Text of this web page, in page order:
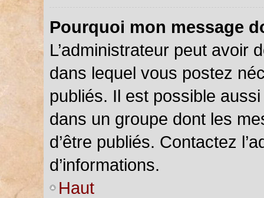
Pourquoi mon message
L’administrateur peut avoir
dans lequel vous postez
publiés. Il est possible
dans un groupe dont les
d’être publiés. Contactez
d’informations.
Haut